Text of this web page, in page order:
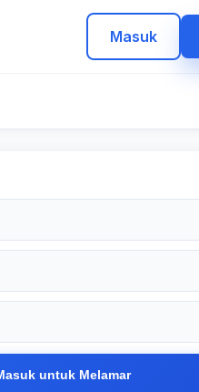
Masuk
untuk Melamar